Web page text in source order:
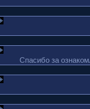
Спасибо за